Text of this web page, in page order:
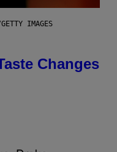
IMAGES
Changes